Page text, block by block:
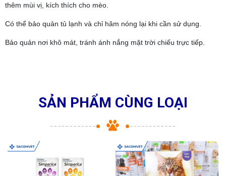
thêm mùi vị, kích thích cho mèo.
Có thể bảo quản tủ lạnh và chỉ hâm nóng lại khi cần sử dụng.
Bảo quản nơi khô mát, tránh ánh nắng mặt trời chiếu trực tiếp.
SẢN PHẨM CÙNG LOẠI